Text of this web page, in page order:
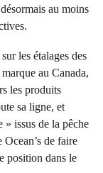
au moins
les étalages des
au Canada,
les produits
sa ligne, et
» issus de la pêche
de faire
position dans le